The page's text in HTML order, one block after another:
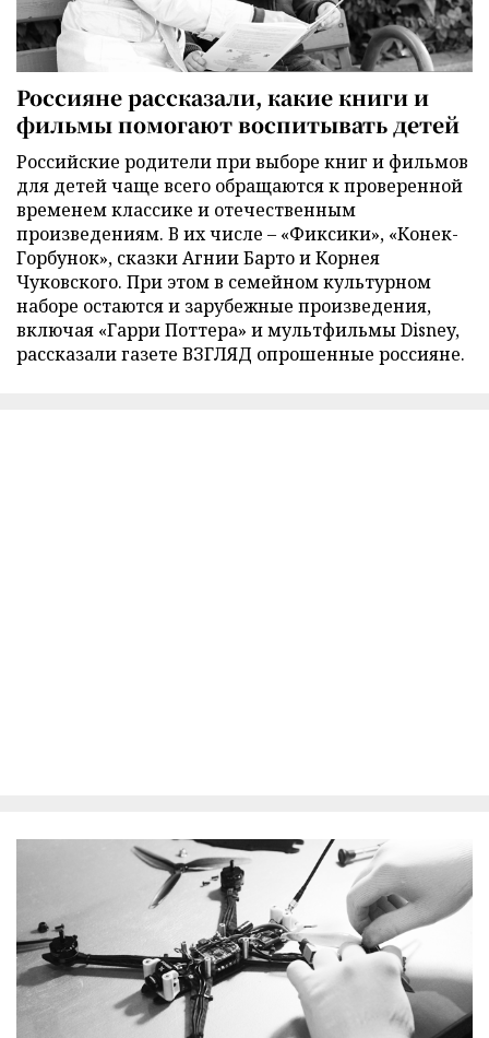
Россияне рассказали, какие книги и
фильмы помогают воспитывать детей
Российские родители при выборе книг и фильмов
для детей чаще всего обращаются к проверенной
временем классике и отечественным
произведениям. В их числе – «Фиксики», «Конек-
Горбунок», сказки Агнии Барто и Корнея
Чуковского. При этом в семейном культурном
наборе остаются и зарубежные произведения,
включая «Гарри Поттера» и мультфильмы Disney,
рассказали газете ВЗГЛЯД опрошенные россияне.